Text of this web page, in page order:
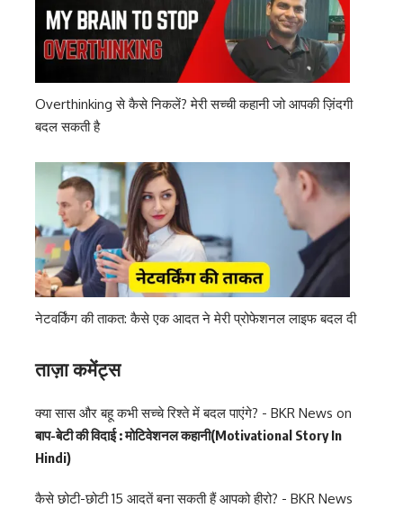
Overthinking से कैसे निकलें? मेरी सच्ची कहानी जो आपकी ज़िंदगी
बदल सकती है
नेटवर्किंग की ताकत: कैसे एक आदत ने मेरी प्रोफेशनल लाइफ बदल दी
ताज़ा कमेंट्स
क्या सास और बहू कभी सच्चे रिश्ते में बदल पाएंगे? - BKR News on
बाप-बेटी की विदाई : मोटिवेशनल कहानी(Motivational Story In
Hindi)
कैसे छोटी-छोटी 15 आदतें बना सकती हैं आपको हीरो? - BKR News